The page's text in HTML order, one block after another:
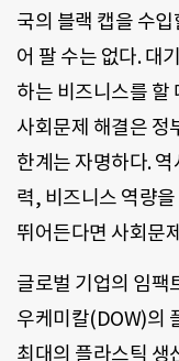
국의 블랙 캡을 수
어 팔 수는 없다. 대
하는 비즈니스를 할
사회문제 해결은 정
한계는 자명하다.
력, 비즈니스 역량
뛰어든다면 사회문
글로벌 기업의 임팩
우케미칼(DOW)의
최대의 플라스틱 생